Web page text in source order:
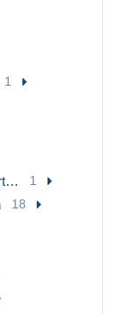
1
Mehransichten, Panoramakarten 1
18